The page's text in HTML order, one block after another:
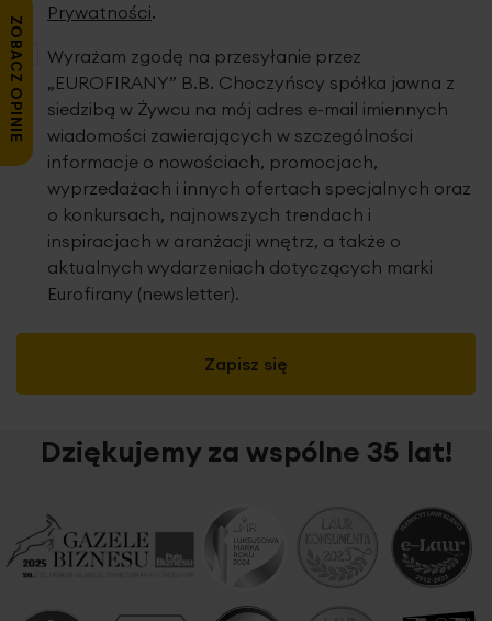
Prywatności.
Zapisz się
Wyrażam zgodę na przesyłanie przez
„EUROFIRANY” B.B. Choczyńscy spółka jawna z
siedzibą w Żywcu na mój adres e-mail imiennych
wiadomości zawierających w szczególności
informacje o nowościach, promocjach,
wyprzedażach i innych ofertach specjalnych oraz
o konkursach, najnowszych trendach i
inspiracjach w aranżacji wnętrz, a także o
aktualnych wydarzeniach dotyczących marki
Eurofirany (newsletter).
Dziękujemy za wspólne 35 lat!
ZOBACZ OPINIE